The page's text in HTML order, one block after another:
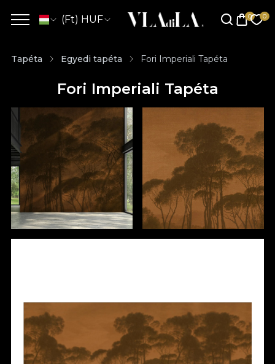
(Ft) HUF
Tapéta Egyedi tapéta Fori Imperiali Tapéta
Fori Imperiali Tapéta